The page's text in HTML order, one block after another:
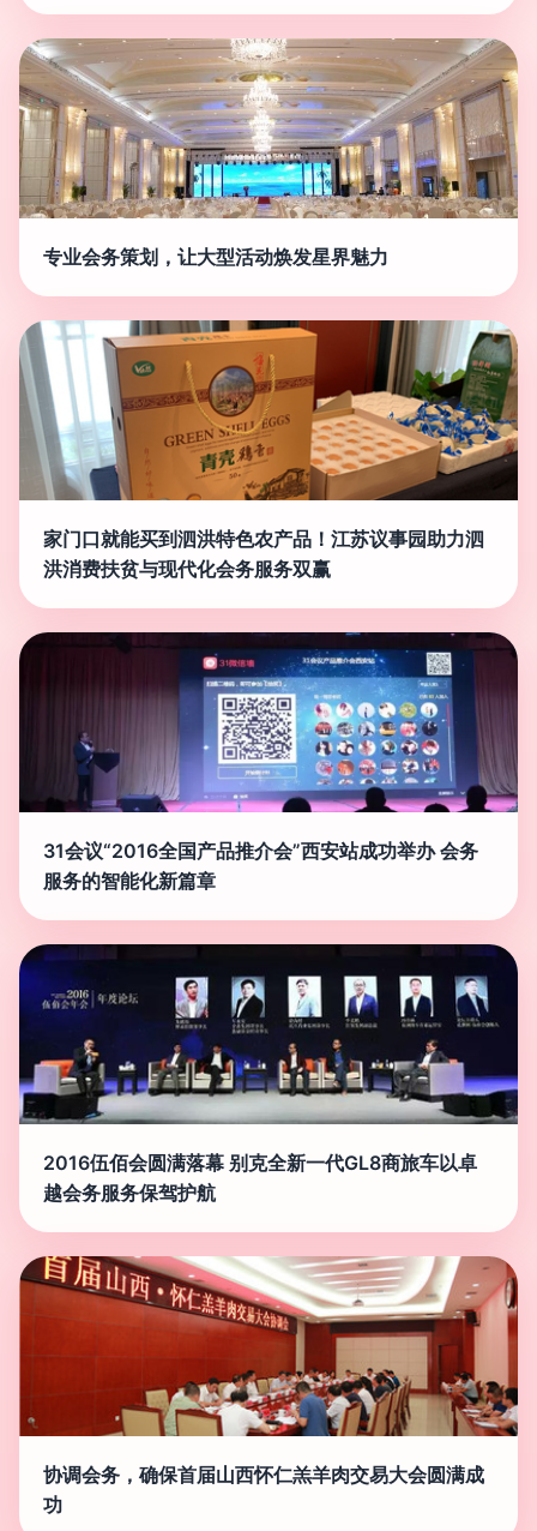
专业会务策划，让大型活动焕发星界魅力
家门口就能买到泗洪特色农产品！江苏议事园助力泗
洪消费扶贫与现代化会务服务双赢
31会议“2016全国产品推介会”西安站成功举办 会务
服务的智能化新篇章
2016伍佰会圆满落幕 别克全新一代GL8商旅车以卓
越会务服务保驾护航
协调会务，确保首届山西怀仁羔羊肉交易大会圆满成
功